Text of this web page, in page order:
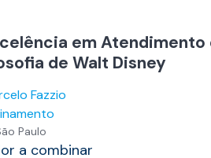
em
de Walt Disney
Fazzio
Paulo
a combinar